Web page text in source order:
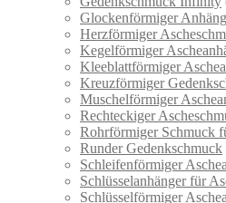
Glockenförmiger
Herzförmiger
Kegelförmiger
Kleeblattförmiger
Kreuzförmiger
Muschelförmiger
Rechteckiger
Rohrförmiger Schmuck
Runder Gedenkschmuck
Schleifenförmiger
Schlüsselanhänger für
Schlüsselförmiger